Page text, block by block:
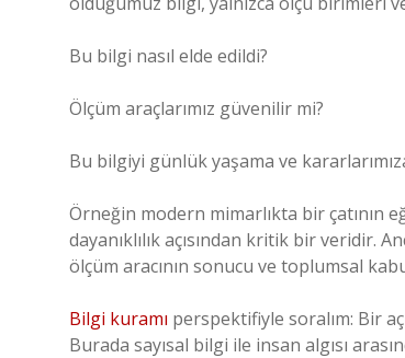
Bu bilgi nasıl elde edildi?
Ölçüm araçlarımız güvenilir mi?
Bu bilgiyi günlük yaşama ve
Örneğin modern mimarlıkta bir çatının
dayanıklılık açısından kritik bir veridir.
ölçüm aracının sonucu ve toplumsal
Bilgi kuramı perspektifiyle soralım: Bir
Burada sayısal bilgi ile insan algısı